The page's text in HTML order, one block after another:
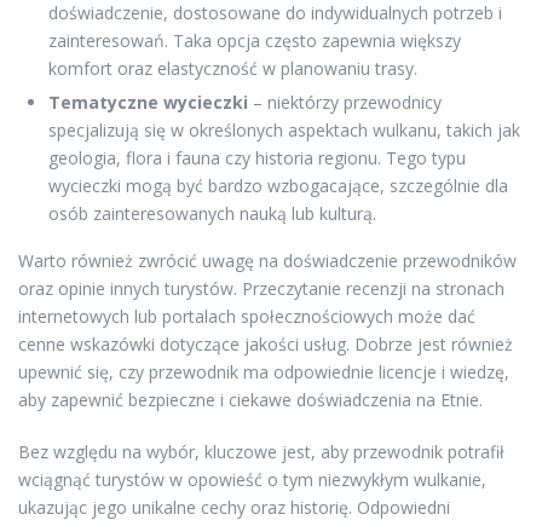
doświadczenie, dostosowane do indywidualnych potrzeb i
zainteresowań. Taka opcja często zapewnia większy
komfort oraz elastyczność w planowaniu trasy.
Tematyczne wycieczki – niektórzy przewodnicy
specjalizują się w określonych aspektach wulkanu, takich jak
geologia, flora i fauna czy historia regionu. Tego typu
wycieczki mogą być bardzo wzbogacające, szczególnie dla
osób zainteresowanych nauką lub kulturą.
Warto również zwrócić uwagę na doświadczenie przewodników
oraz opinie innych turystów. Przeczytanie recenzji na stronach
internetowych lub portalach społecznościowych może dać
cenne wskazówki dotyczące jakości usług. Dobrze jest również
upewnić się, czy przewodnik ma odpowiednie licencje i wiedzę,
aby zapewnić bezpieczne i ciekawe doświadczenia na Etnie.
Bez względu na wybór, kluczowe jest, aby przewodnik potrafił
wciągnąć turystów w opowieść o tym niezwykłym wulkanie,
ukazując jego unikalne cechy oraz historię. Odpowiedni